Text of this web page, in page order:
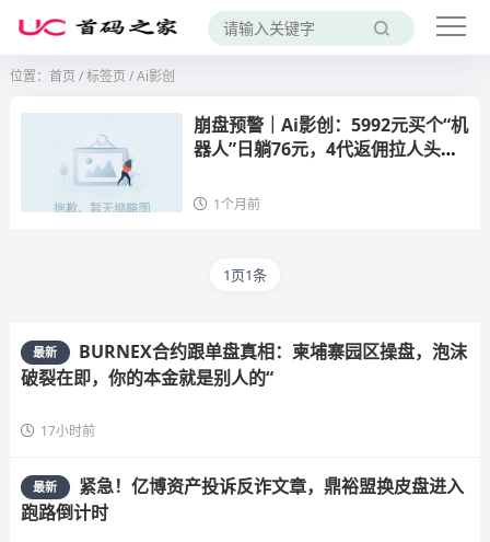
位置： 首页 /标签页 / Ai影创
崩盘预警｜Ai影创：5992元买个“机
器人”日躺76元，4代返佣拉人头
1个月前
1页1条
最新
BURNEX合约跟单盘真相：柬埔寨园区操盘，泡沫
破裂在即，你的本金就是别人的“
17小时前
最新
紧急！亿博资产投诉反诈文章，鼎裕盟换皮盘进入
跑路倒计时